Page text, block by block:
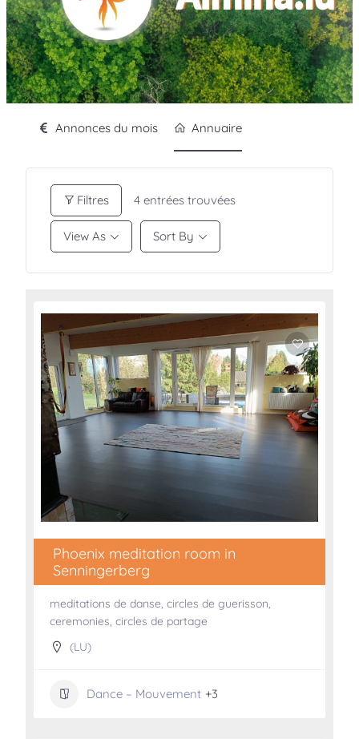
Annonces du mois Annuaire
Filtres 4 entrées trouvées
View As Sort By
Phoenix meditation room in
Senningerberg
meditations de danse, circles de guerisson,
ceremonies, circles de partage
(LU)
Dance – Mouvement +3